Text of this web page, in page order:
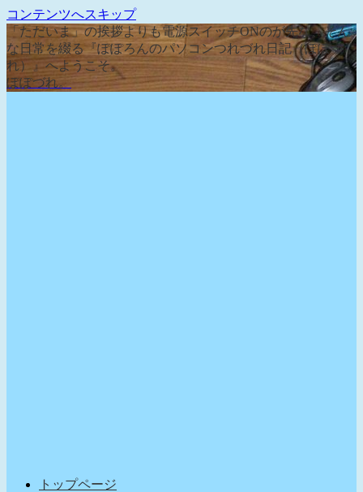
コンテンツへスキップ
「ただいま」の挨拶よりも電源スイッチONのが先な、そん
な日常を綴る『ぽぽろんのパソコンつれづれ日記（ぽぽづ
れ）』へようこそ。
ぽぽづれ。
トップページ